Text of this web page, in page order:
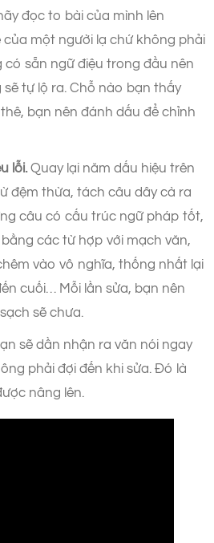
đọc to bài của mình lên
một người lạ chứ không phải
có sẵn ngữ điệu trong đầu nên
tự lộ ra. Chỗ nào bạn thấy
bạn nên đánh dấu để chỉnh
lỗi.Quay lại năm dấu hiệu trên
đệm thừa, tách câu dây cà ra
câu có cấu trúc ngữ pháp tốt,
các từ hợp với mạch văn,
vào vô nghĩa, thống nhất lại
cuối… Mỗi lần sửa, bạn nên
sẽ chưa.
sẽ dần nhận ra văn nói ngay
phải đợi đến khi sửa. Đó là
nâng lên.